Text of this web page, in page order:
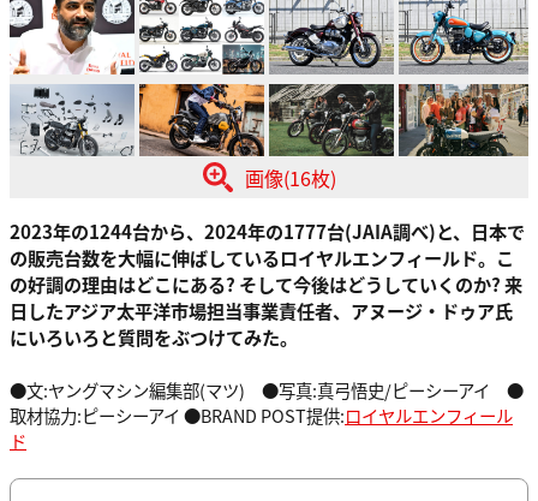
画像(16枚)
2023年の1244台から、2024年の1777台(JAIA調べ)と、日本で
の販売台数を大幅に伸ばしているロイヤルエンフィールド。こ
の好調の理由はどこにある? そして今後はどうしていくのか? 来
日したアジア太平洋市場担当事業責任者、アヌージ・ドゥア氏
にいろいろと質問をぶつけてみた。
●文:ヤングマシン編集部(マツ) ●写真:真弓悟史/ピーシーアイ ●
取材協力:ピーシーアイ ●BRAND POST提供:ロイヤルエンフィール
ド